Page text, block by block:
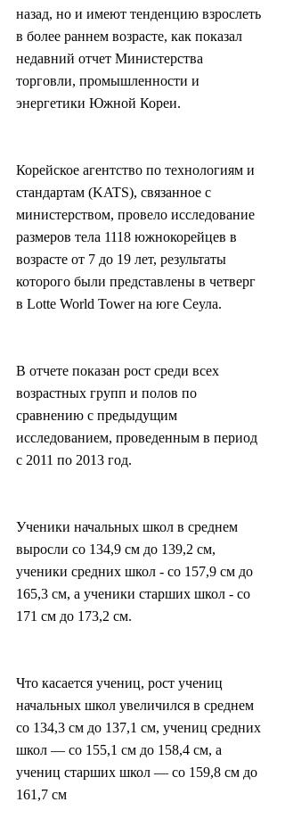
назад, но и имеют тенденцию взрослеть
в более раннем возрасте, как показал
недавний отчет Министерства
торговли, промышленности и
энергетики Южной Кореи.
Корейское агентство по технологиям и
стандартам (KATS), связанное с
министерством, провело исследование
размеров тела 1118 южнокорейцев в
возрасте от 7 до 19 лет, результаты
которого были представлены в четверг
в Lotte World Tower на юге Сеула.
В отчете показан рост среди всех
возрастных групп и полов по
сравнению с предыдущим
исследованием, проведенным в период
с 2011 по 2013 год.
Ученики начальных школ в среднем
выросли со 134,9 см до 139,2 см,
ученики средних школ - со 157,9 см до
165,3 см, а ученики старших школ - со
171 см до 173,2 см.
Что касается учениц, рост учениц
начальных школ увеличился в среднем
со 134,3 см до 137,1 см, учениц средних
школ — со 155,1 см до 158,4 см, а
учениц старших школ — со 159,8 см до
161,7 см